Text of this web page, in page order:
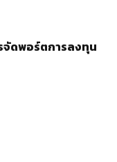
จัดพอร์ตการลงทุน